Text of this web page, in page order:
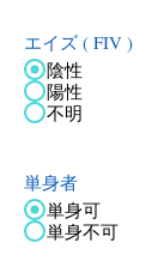
エイズ ( FIV )
陰性
陽性
不明
単身者
単身可
単身不可